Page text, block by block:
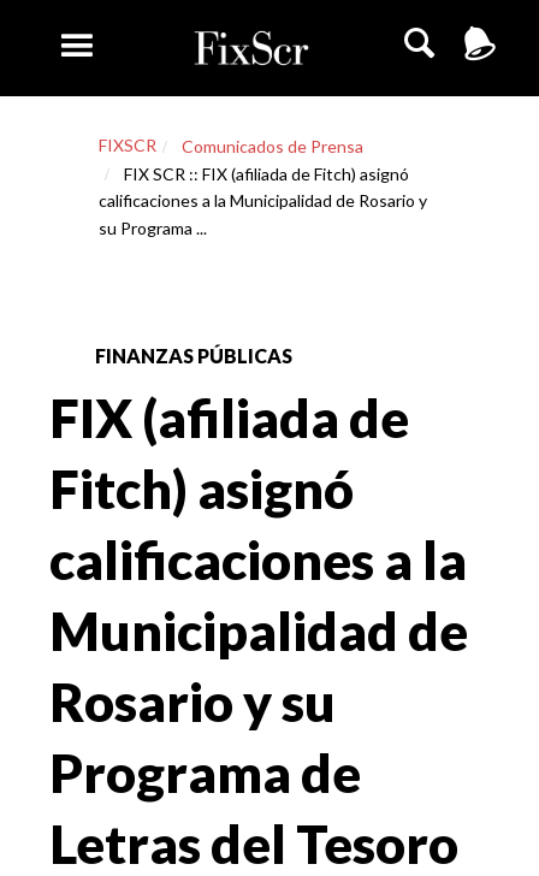
FIXSCR
Comunicados de Prensa
FIX SCR :: FIX (afiliada de Fitch) asignó
calificaciones a la Municipalidad de Rosario y
su Programa ...
FINANZAS PÚBLICAS
FIX (afiliada de
Fitch) asignó
calificaciones a la
Municipalidad de
Rosario y su
Programa de
Letras del Tesoro